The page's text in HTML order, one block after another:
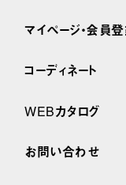
マイページ・会員
コーディネート
WEBカタログ
お問い合わせ